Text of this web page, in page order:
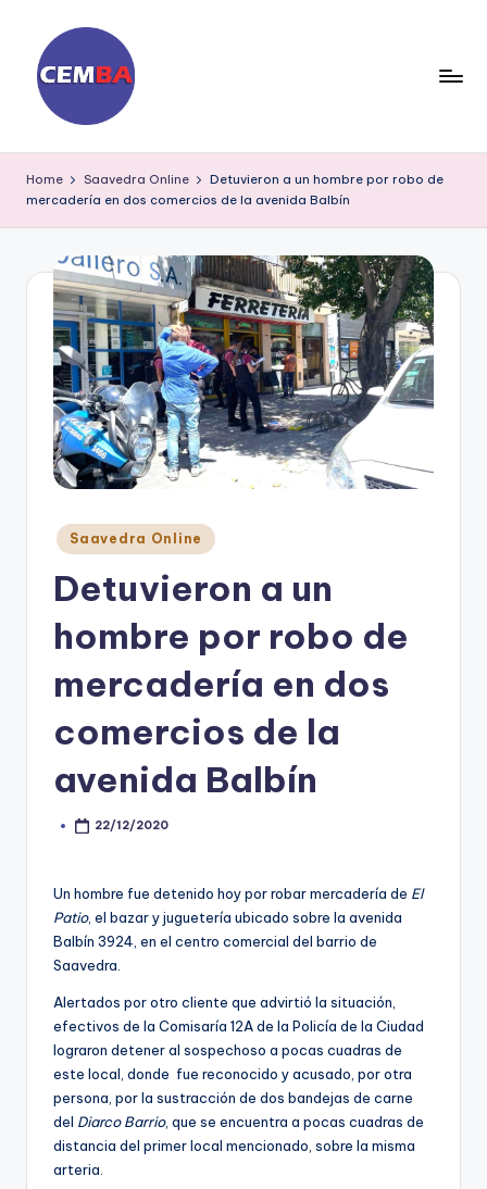
content
ia
ri
C
E
M
B
A
Home Saavedra Online
Detuvieron a un hombre por robo de
mercadería en dos comercios de la avenida Balbín
Posted
in
Saavedra Online
Detuvieron a un
hombre por robo de
mercadería en dos
comercios de la
avenida Balbín
Posted22/12/2020
Un hombre fue detenido hoy por robar mercadería de El
Patio, el bazar y juguetería ubicado sobre la avenida
Balbín 3924, en el centro comercial del barrio de
Saavedra.
Alertados por otro cliente que advirtió la situación,
efectivos de la Comisaría 12A de la Policía de la Ciudad
lograron detener al sospechoso a pocas cuadras de
este local, donde fue reconocido y acusado, por otra
persona, por la sustracción de dos bandejas de carne
del Diarco Barrio, que se encuentra a pocas cuadras de
distancia del primer local mencionado, sobre la misma
arteria.